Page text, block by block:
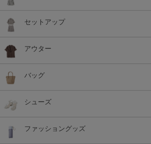
セットアップ
アウター
バッグ
シューズ
ファッショングッズ